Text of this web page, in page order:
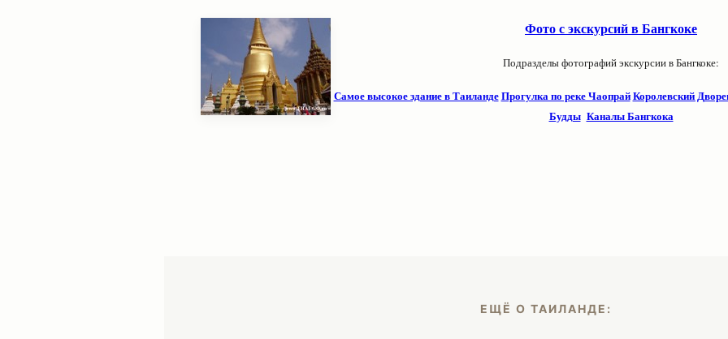
Фото с экскурсий в Бангкоке
Подразделы фотографий экскурсии вБангкоке:
Самое высокое здание в ТаиландеПрогулка по реке ЧаопрайКоролевский
Будды Каналы Бангкока
ЕЩЁ О ТАИЛАНДЕ: